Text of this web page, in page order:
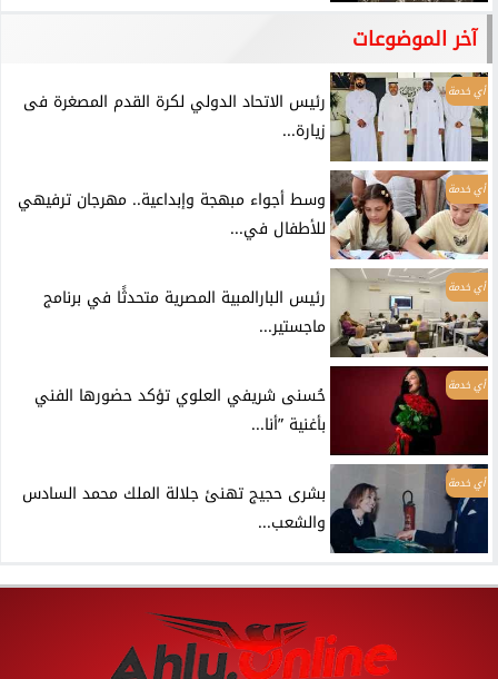
آخر الموضوعات
أي خدمة
رئيس الاتحاد الدولي لكرة القدم المصغرة فى
زيارة...
أي خدمة
وسط أجواء مبهجة وإبداعية.. مهرجان ترفيهي
للأطفال في...
أي خدمة
رئيس البارالمبية المصرية متحدثًا في برنامج
ماجستير...
أي خدمة
حُسنى شريفي العلوي تؤكد حضورها الفني
بأغنية ”أنا...
أي خدمة
بشرى حجيج تهنئ جلالة الملك محمد السادس
والشعب...